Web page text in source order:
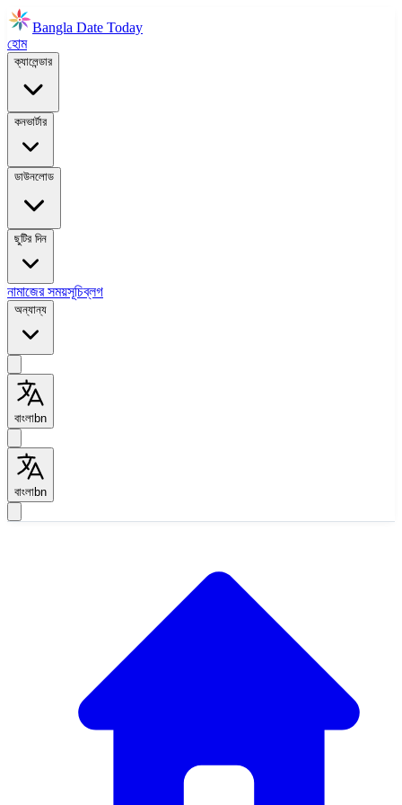
Bangla Date Today
হোম
ক্যালেন্ডার
কনভার্টার
ডাউনলোড
ছুটির দিন
নামাজের সময়সূচিব্লগ
অন্যান্য
বাংলাbn
বাংলাbn